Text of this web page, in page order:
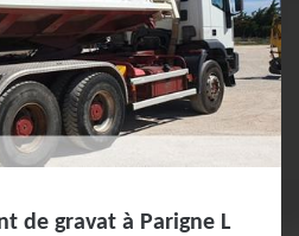
de gravat à Parigne L